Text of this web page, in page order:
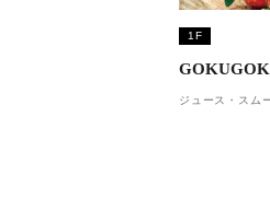
1F
ジュース・スム